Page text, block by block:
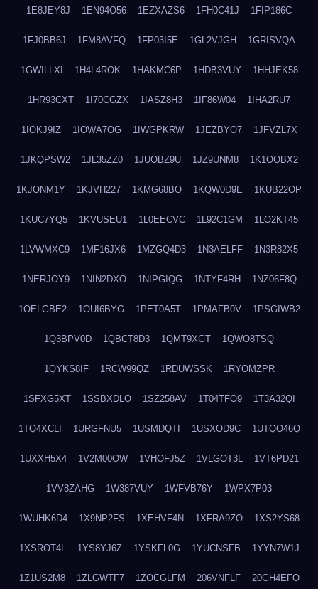
1E8JEY8J 1EN94O56 1EZXAZS6 1FH0C41J 1FIP186C
1FJ0BB6J 1FM8AVFQ 1FP03I5E 1GL2VJGH 1GRISVQA
1GWILLXI 1H4L4ROK 1HAKMC6P 1HDB3VUY 1HHJEK58
1HR93CXT 1I70CGZX 1IASZ8H3 1IF86W04 1IHA2RU7
1IOKJ9IZ 1IOWA7OG 1IWGPKRW 1JEZBYO7 1JFVZL7X
1JKQPSW2 1JL35ZZ0 1JUOBZ9U 1JZ9UNM8 1K1OOBX2
1KJONM1Y 1KJVH227 1KMG68BO 1KQW0D9E 1KUB22OP
1KUC7YQ5 1KVUSEU1 1L0EECVC 1L92C1GM 1LO2KT45
1LVWMXC9 1MF16JX6 1MZGQ4D3 1N3AELFF 1N3R82X5
1NERJOY9 1NIN2DXO 1NIPGIQG 1NTYF4RH 1NZ06F8Q
1OELGBE2 1OUI6BYG 1PET0A5T 1PMAFB0V 1PSGIWB2
1Q3BPV0D 1QBCT8D3 1QMT9XGT 1QWO8TSQ
1QYKS8IF 1RCW99QZ 1RDUWSSK 1RYOMZPR
1SFXG5XT 1SSBXDLO 1SZ258AV 1T04TFO9 1T3A32QI
1TQ4XCLI 1URGFNU5 1USMDQTI 1USXOD9C 1UTQO46Q
1UXXH5X4 1V2M00OW 1VHOFJ5Z 1VLGOT3L 1VT6PD21
1VV8ZAHG 1W387VUY 1WFVB76Y 1WPX7P03
1WUHK6D4 1X9NP2FS 1XEHVF4N 1XFRA9ZO 1XS2YS68
1XSROT4L 1YS8YJ6Z 1YSKFL0G 1YUCNSFB 1YYN7W1J
1Z1US2M8 1ZLGWTF7 1ZOCGLFM 206VNFLF 20GH4EFO